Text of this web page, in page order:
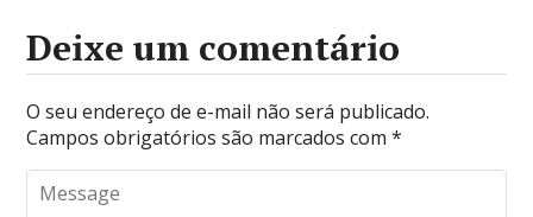
Deixe um comentário
O seu endereço de e-mail não será publicado.
Campos obrigatórios são marcados com*